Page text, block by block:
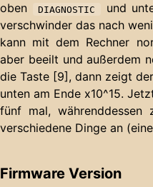
oben
DIAGNOSTIC und
verschwinder das nach
kann mit dem Rechner
aber beeilt und außerdem
die Taste [9], dann zeigt
unten am Ende x10^15.
fünf mal,
verschiedene Dinge an
Firmware Version